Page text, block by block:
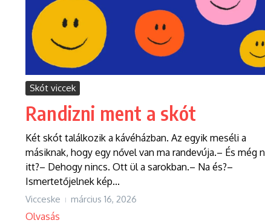
Skót viccek
Randizni ment a skót
Két skót találkozik a kávéházban. Az egyik meséli a
másiknak, hogy egy nővel van ma randevúja.– És még
itt?– Dehogy nincs. Ott ül a sarokban.– Na és?–
Ismertetőjelnek kép...
Vicceske március 16, 2026
Olvasás